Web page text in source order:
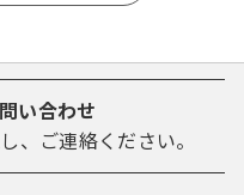
い合わせ
、ご連絡ください。